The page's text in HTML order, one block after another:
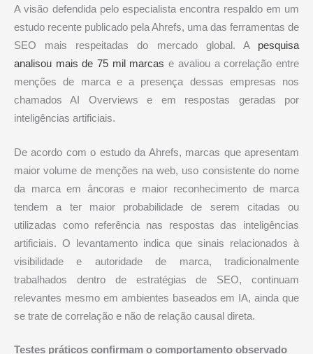
A visão defendida pelo especialista encontra respaldo em um
estudo recente publicado pela Ahrefs, uma das ferramentas de
SEO mais respeitadas do mercado global. A pesquisa
analisou mais de 75 mil marcas e avaliou a correlação entre
menções de marca e a presença dessas empresas nos
chamados AI Overviews e em respostas geradas por
inteligências artificiais.
De acordo com o estudo da Ahrefs, marcas que apresentam
maior volume de menções na web, uso consistente do nome
da marca em âncoras e maior reconhecimento de marca
tendem a ter maior probabilidade de serem citadas ou
utilizadas como referência nas respostas das inteligências
artificiais. O levantamento indica que sinais relacionados à
visibilidade e autoridade de marca, tradicionalmente
trabalhados dentro de estratégias de SEO, continuam
relevantes mesmo em ambientes baseados em IA, ainda que
se trate de correlação e não de relação causal direta.
Testes práticos confirmam o comportamento observado